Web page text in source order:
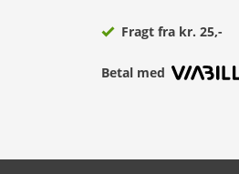
Fragt fra kr. 25,-
Betal med